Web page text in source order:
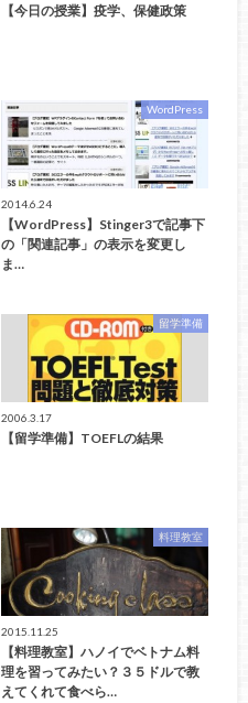
【今日の授業】疫学、保健政策
WordPress
2014.6.24
【WordPress】Stinger3で記事下
の「関連記事」の表示を変更し
ま…
留学準備
2006.3.17
【留学準備】TOEFLの結果
料理教室
2015.11.25
【料理教室】ハノイでベトナム料
理を習ってみたい？３５ドルで教
えてくれて食べら…